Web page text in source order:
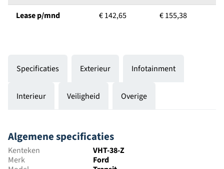
Lease p/mnd € 142,65 € 155,38
Specificaties Exterieur Infotainment
Interieur Veiligheid Overige
Algemene specificaties
Kenteken
VHT-38-Z
Merk
Ford